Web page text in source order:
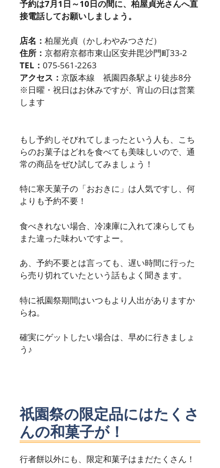
予約は7月1日～10日の間に、柏屋貞光さんへ直
接電話してお願いしましょう。
店名： 柏屋光貞（かしわやみつさだ）
住所： 京都府京都市東山区安井毘沙門町33-2
TEL： 075-561-2263
アクセス： 京阪本線 祇園四条駅より徒歩8分
※日曜・祝日はお休みですが、宵山の日は営業
します
もし予約しそびれてしまったという人も、こち
らのお菓子はどれを食べても美味しいので、通
常の商品をぜひ試してみましょう！
特に寒天菓子の「おおきに」は人気ですし、何
よりも予約不要！
食べきれない場合、冷凍庫に入れて凍らしても
また違った味わいですよー。
あ、予約不要とは言っても、遅い時間に行った
ら売り切れていたという話もよく聞きます。
特に祇園祭期間はいつもより人出がありますか
らね。
確実にゲットしたい場合は、早めに行きましょ
う♪
祇園祭の限定品にはたくさ
んの和菓子が！
行者餅以外にも、限定和菓子はまだたくさん！